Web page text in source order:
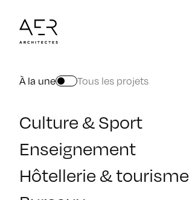
À la une Tous les projets
Culture & Sport
Enseignement
Hôtellerie & tourisme